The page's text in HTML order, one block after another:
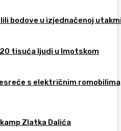
bodove u izjednačenoj
tisuća ljudi u Imotskom
s električnim
Zlatka Dalića